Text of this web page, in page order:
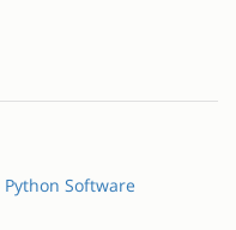
Python Software